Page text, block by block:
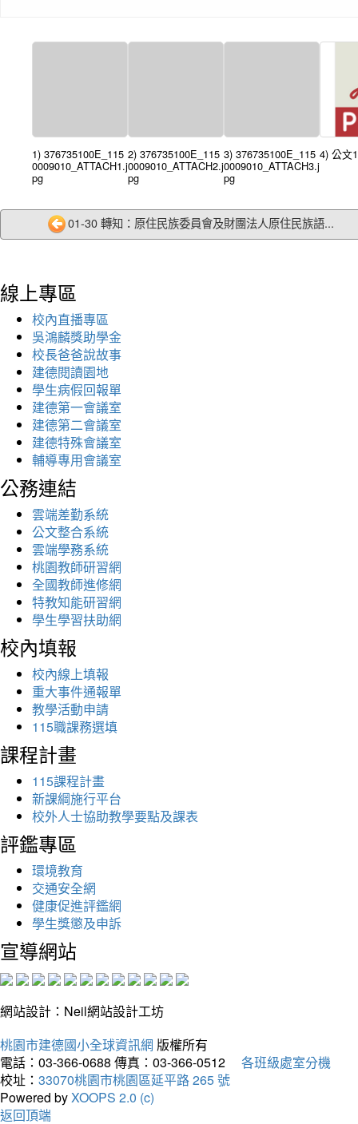
1) 376735100E_115
0009010_ATTACH1.j
pg
2) 376735100E_115
0009010_ATTACH2.j
pg
3) 376735100E_115
0009010_ATTACH3.j
pg
4) 公文
01-30 轉知：原住民族委員會及財團法人原住民族語...
線上專區
校內直播專區
吳鴻麟獎助學金
校長爸爸說故事
建德閱讀園地
學生病假回報單
建德第一會議室
建德第二會議室
建德特殊會議室
輔導專用會議室
公務連結
雲端差勤系統
公文整合系統
雲端學務系統
桃園教師研習網
全國教師進修網
特教知能研習網
學生學習扶助網
校內填報
校內線上填報
重大事件通報單
教學活動申請
115職課務選填
課程計畫
115課程計畫
新課綱施行平台
校外人士協助教學要點及課表
評鑑專區
環境教育
交通安全網
健康促進評鑑網
學生獎懲及申訴
宣導網站
網站設計：Neil網站設計工坊
桃園市建德國小全球資訊網 版權所有
電話：03-366-0688 傳真：03-366-0512
各班級處室分機
校址： 33070桃園市桃園區延平路 265 號
Powered byXOOPS 2.0 (c)
返回頂端